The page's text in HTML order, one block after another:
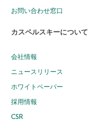
お問い合わせ窓口
カスペルスキーについて
会社情報
ニュースリリース
ホワイトペーパー
採用情報
CSR